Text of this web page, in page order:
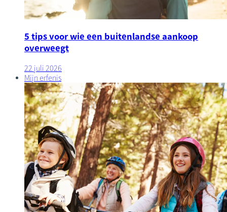
5 tips voor wie een buitenlandse aankoop
overweegt
22 juli 2026
Mijn erfenis